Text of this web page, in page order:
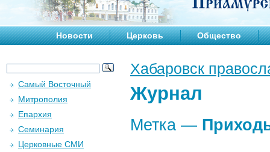
Новости Церковь Общество
Хабаровск
Журнал
Метка —
Самый Восточный
Митрополия
Епархия
Семинария
Церковные СМИ